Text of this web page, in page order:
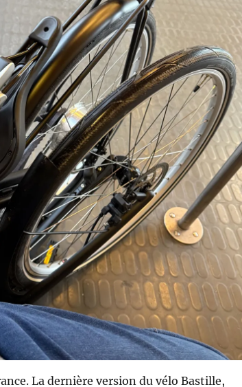
La dernière version du vélo Bastille,